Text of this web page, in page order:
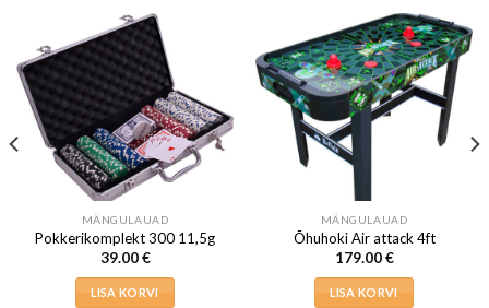
MÄNGULAUAD
Pokkerikomplekt 300 11,5g
39.00€
LISA KORVI
MÄNGULAUAD
Õhuhoki Air attack 4ft
179.00€
LISA KORVI